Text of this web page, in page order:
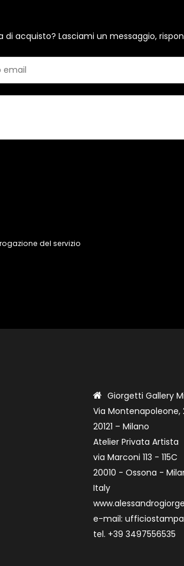
acquisto? Lasciami un messaggio,
del servizio
Giorgetti Gallery
Via Montenapoleone,
20121 – Milano
Atelier Privata Artista
via Marconi 113 - 115C
20010 - Ossona -
Italy
e-mail:
tel. +39 3497556535